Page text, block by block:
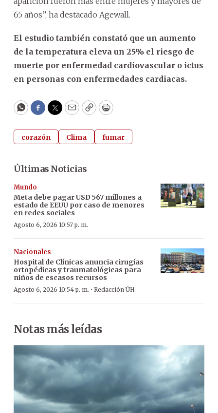
65 años”, ha destacado Agewall.
El estudio también constató que un aumento
de la temperatura eleva un 25% el riesgo de
muerte por enfermedad cardiovascular o ictus
en personas con enfermedades cardiacas.
WhatsApp
Facebook
Twitter
EmailCopyPrint
corazón Clima fumar
Últimas Noticias
Mundo
Meta debe pagar USD 567 millones a
estado de EEUU por caso de menores
en redes sociales
Agosto 6, 2026 10:57 p. m.
Nacionales
Hospital de Clínicas anuncia cirugías
ortopédicas y traumatológicas para
niños de escasos recursos
Agosto 6, 2026 10:54 p. m. · Redacción ÚH
Notas más leídas